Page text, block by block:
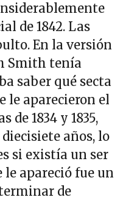
de 1842. Las
En la versión
Smith tenía
saber qué secta
le aparecieron el
de 1834 y 1835,
años, lo
si existía un ser
le apareció fue un
de